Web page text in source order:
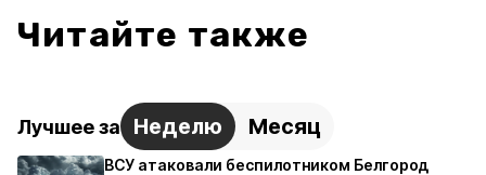
Читайте также
Лучшее за Неделю Месяц
ВСУ атаковали беспилотником Белгород